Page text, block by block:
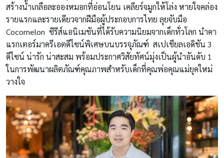
สร้างน้ำเกลือละอองหมอกที่อ่อนโยน เคลียร์จมูกให้โล่ง หายใจคล่อง
รายแรกและรายเดียวจากฝีมือผู้ประกอบการไทย ลุยจับมือ
Cocomelon ซีรีส์แอนิเมชันที่ได้รับความนิยมจากเด็กทั่วโลก นำคา
แรกเตอร์มาครีเอตดีไซน์พิเศษบนบรรจุภัณฑ์ สเปเชียลเอดิชัน 3
ดีไซน์ น่ารัก น่าสะสม พร้อมประกาศวิสัยทัศน์มุ่งเป็นผู้นำอันดับ 1
ในการพัฒนาผลิตภัณฑ์คุณภาพสำหรับเด็กที่คุณพ่อคุณแม่ยุคใหม่
วางใจ